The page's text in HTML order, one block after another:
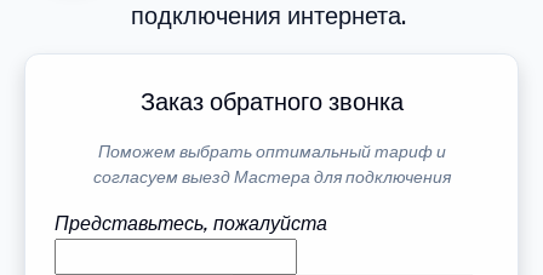
подключения интернета.
Заказ обратного звонка
Поможем выбрать оптимальный тариф и
согласуем выезд Мастера для подключения
Представьтесь, пожалуйста